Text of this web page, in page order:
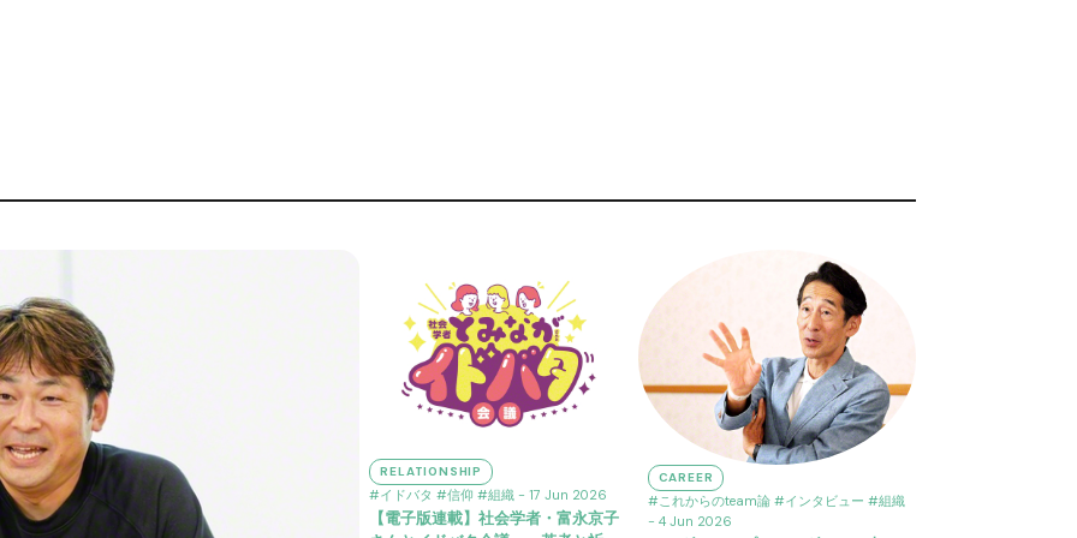
RELATIONSHIP
#イドバタ #信仰 #組織 - 17 Jun 2026
【電子版連載】社会学者・富永京子
CAREER
#これからのteam論 #インタビュー #組織
- 4 Jun 2026